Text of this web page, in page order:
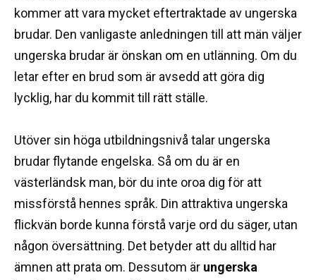
kommer att vara mycket eftertraktade av ungerska
brudar. Den vanligaste anledningen till att män väljer
ungerska brudar är önskan om en utlänning. Om du
letar efter en brud som är avsedd att göra dig
lycklig, har du kommit till rätt ställe.
Utöver sin höga utbildningsnivå talar ungerska
brudar flytande engelska. Så om du är en
västerländsk man, bör du inte oroa dig för att
missförstå hennes språk. Din attraktiva ungerska
flickvän borde kunna förstå varje ord du säger, utan
någon översättning. Det betyder att du alltid har
ämnen att prata om. Dessutom är ungerska